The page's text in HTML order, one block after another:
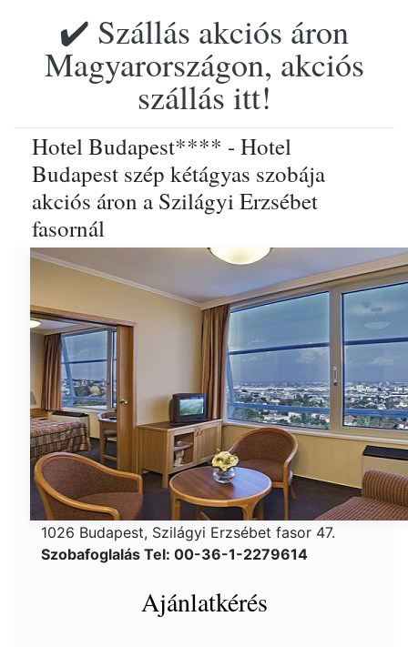
✔️ Szállás akciós áron
Magyarországon, akciós
szállás itt!
Hotel Budapest**** - Hotel
Budapest szép kétágyas szobája
akciós áron a Szilágyi Erzsébet
fasornál
1026 Budapest, Szilágyi Erzsébet fasor 47.
Szobafoglalás Tel: 00-36-1-2279614
Ajánlatkérés